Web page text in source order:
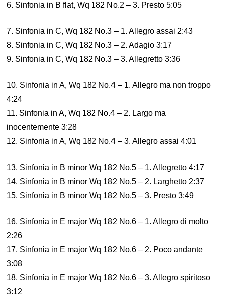
6. Sinfonia in B flat, Wq 182 No.2 – 3. Presto 5:05
7. Sinfonia in C, Wq 182 No.3 – 1. Allegro assai 2:43
8. Sinfonia in C, Wq 182 No.3 – 2. Adagio 3:17
9. Sinfonia in C, Wq 182 No.3 – 3. Allegretto 3:36
10. Sinfonia in A, Wq 182 No.4 – 1. Allegro ma non troppo
4:24
11. Sinfonia in A, Wq 182 No.4 – 2. Largo ma
inocentemente 3:28
12. Sinfonia in A, Wq 182 No.4 – 3. Allegro assai 4:01
13. Sinfonia in B minor Wq 182 No.5 – 1. Allegretto 4:17
14. Sinfonia in B minor Wq 182 No.5 – 2. Larghetto 2:37
15. Sinfonia in B minor Wq 182 No.5 – 3. Presto 3:49
16. Sinfonia in E major Wq 182 No.6 – 1. Allegro di molto
2:26
17. Sinfonia in E major Wq 182 No.6 – 2. Poco andante
3:08
18. Sinfonia in E major Wq 182 No.6 – 3. Allegro spiritoso
3:12